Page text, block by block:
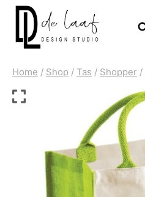
Doorgaan
inhoud
Home / Shop / Tas / Shopper /